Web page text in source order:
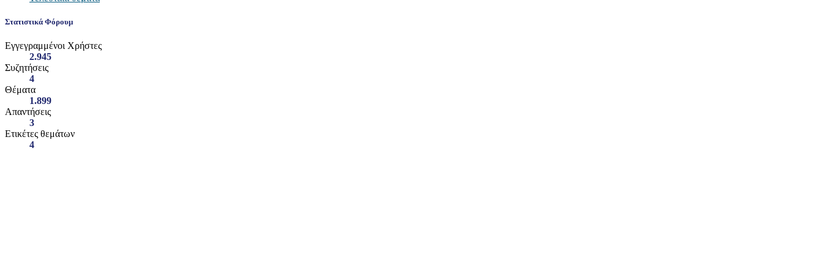
Στατιστικά Φόρουμ
Εγγεγραμμένοι Χρήστες
2.945
Συζητήσεις
4
Θέματα
1.899
Απαντήσεις
3
Ετικέτες θεμάτων
4